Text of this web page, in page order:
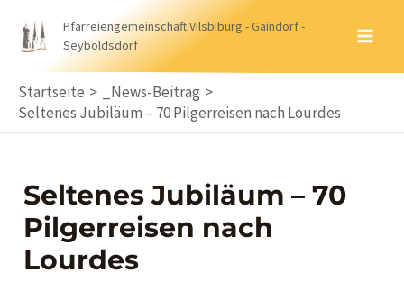
Inhalt
Pfarreiengemeinschaft Vilsbiburg - Gaindorf -
Seyboldsdorf
Startseite
_News-Beitrag
Seltenes Jubiläum – 70 Pilgerreisen nach Lourdes
Seltenes Jubiläum – 70
Pilgerreisen nach
Lourdes